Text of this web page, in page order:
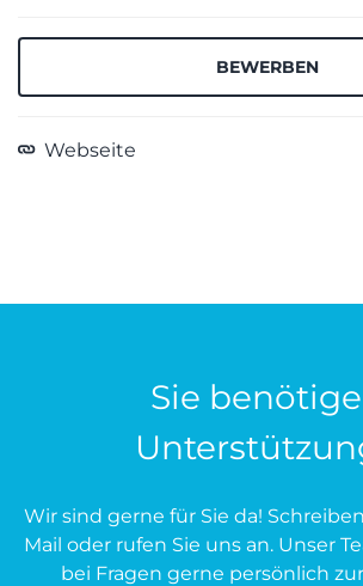
BEWERBEN
Webseite
Sie
Wir sind gerne für Sie da!
Mail oder rufen Sie uns an. Unser
bei Fragen gerne persönlich